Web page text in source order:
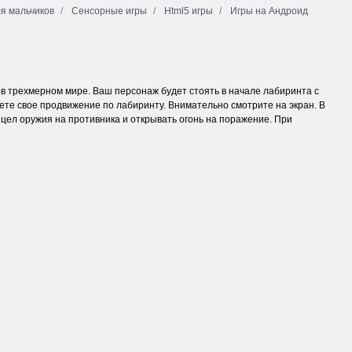
мальчиков Сенсорные игры Html5 игры Игры на Андроид
трехмерном мире. Ваш персонаж будет стоять в начале лабиринта с
свое продвижение по лабиринту. Внимательно смотрите на экран. В
оружия на противника и открывать огонь на поражение. При